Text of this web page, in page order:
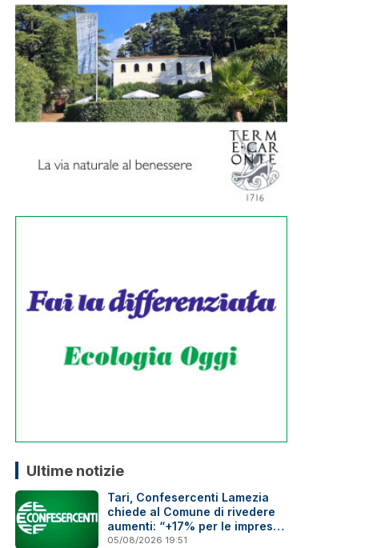
Ultime notizie
Tari, Confesercenti Lamezia
chiede al Comune di rivedere
aumenti: “+17% per le imprese
è troppo”
05/08/2026 19:51